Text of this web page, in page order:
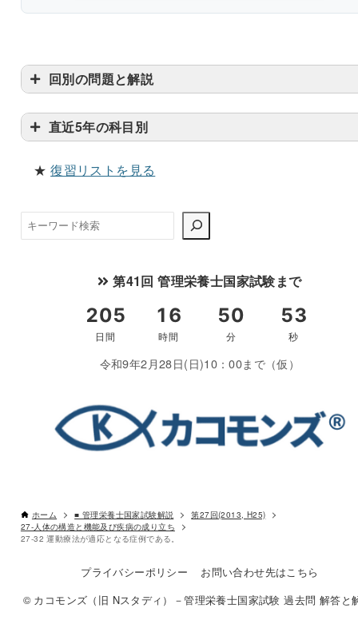
回別の問題と解説
直近5年の科目別
★復習リストを見る
検
索
第41回 管理栄養士国家試験まで
令和9年2月28日(日)10：00まで（仮）
ホーム ■ 管理栄養士国家試験解説
第27回(2013, H25)
27-人体の構造と機能及び疾病の成り立ち
27-32 運動療法が適応となる症例である。
プライバシーポリシー
お問い合わせ先はこちら
© カコモンズ（旧 Nスタディ）－管理栄養士国家試験 過去問 解答と